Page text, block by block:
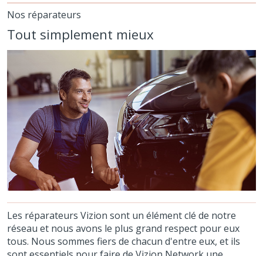
Nos réparateurs
Tout simplement mieux
Les réparateurs Vizion sont un élément clé de notre
réseau et nous avons le plus grand respect pour eux
tous. Nous sommes fiers de chacun d'entre eux, et ils